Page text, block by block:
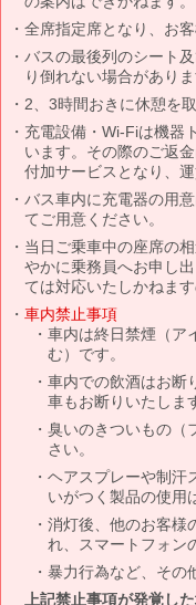
全席指定席となり、お
バスの最後列のシート
り倒れない場合がありま
2、3時間おきに休憩を取
充電設備・Wi-Fiは機器
います。その際のご返
付加サービスとなり、
バス車内に充電器の用
てご用意ください。
当日ご乗車中の座席の
やかに乗務員へお申し
ては対応いたしかねま
車内禁止事項
車内は終日禁煙（ア
む）です。
車内での飲酒はお断
車もお断りいたしま
臭いのきついもの（
さい。
ヘアスプレーや制汗
いがつく製品の使用
消灯後、他のお客様
れ、スマートフォン
暴力行為など、その
上記禁止事項が発覚し